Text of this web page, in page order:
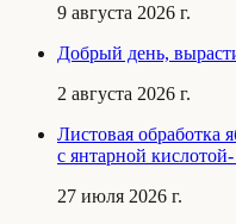
9 августа 2026 г.
Добрый день,
2 августа 2026 г.
Листовая обработка
с янтарной
27 июля 2026 г.